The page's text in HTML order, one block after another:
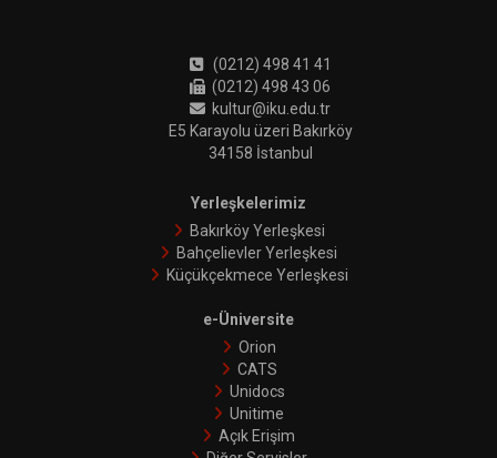
(0212) 498 41 41
(0212) 498 43 06
kultur@iku.edu.tr
E5 Karayolu üzeri Bakırköy
34158 İstanbul
Yerleşkelerimiz
Bakırköy Yerleşkesi
Bahçelievler Yerleşkesi
Küçükçekmece Yerleşkesi
e-Üniversite
Orion
CATS
Unidocs
Unitime
Açık Erişim